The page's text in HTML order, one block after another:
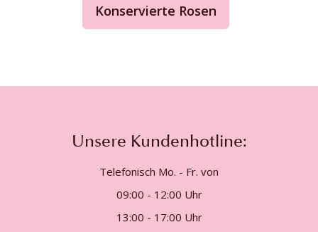
Konservierte Rosen
Unsere Kundenhotline:
Telefonisch Mo. - Fr. von
09:00 - 12:00 Uhr
13:00 - 17:00 Uhr